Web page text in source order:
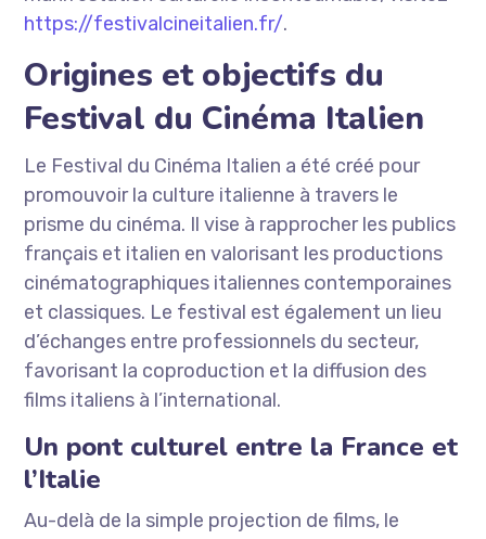
https://festivalcineitalien.fr/.
Origines et objectifs du
Festival du Cinéma Italien
Le Festival du Cinéma Italien a été créé pour
promouvoir la culture italienne à travers le
prisme du cinéma. Il vise à rapprocher les publics
français et italien en valorisant les productions
cinématographiques italiennes contemporaines
et classiques. Le festival est également un lieu
d’échanges entre professionnels du secteur,
favorisant la coproduction et la diffusion des
films italiens à l’international.
Un pont culturel entre la France et
l’Italie
Au-delà de la simple projection de films, le